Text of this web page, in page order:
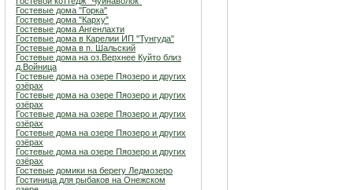
Гостевые дома "Горка"
Гостевые дома "Карху"
Гостевые дома Ангенлахти
Гостевые дома в Карелии ИП "Тунгуда"
Гостевые дома в п. Шальский
Гостевые дома на оз.Верхнее Куйто близ
д.Войница
Гостевые дома на озере Пяозеро и других
озёрах
Гостевые дома на озере Пяозеро и других
озёрах
Гостевые дома на озере Пяозеро и других
озёрах
Гостевые дома на озере Пяозеро и других
озёрах
Гостевые дома на озере Пяозеро и других
озёрах
Гостевые домики на берегу Ледмозеро
Гостиница для рыбаков на Онежском